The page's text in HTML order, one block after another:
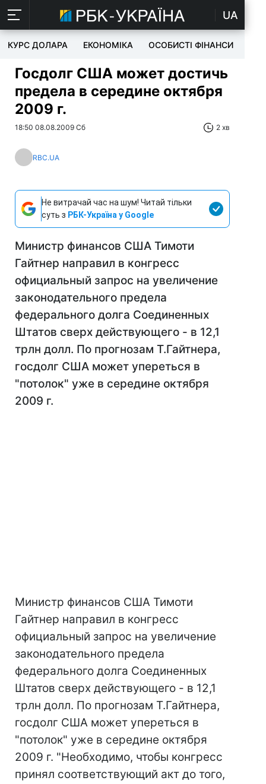
UA
КУРС ДОЛАРА ЕКОНОМІКА ОСОБИСТІ ФІНАНСИ
Госдолг США может достичь
предела в середине октября
2009 г.
18:50 08.08.2009 Сб 2 хв
RBC.UA
Не витрачай час на шум! Читай тільки
суть з РБК-Україна у Google
Министр финансов США Тимоти
Гайтнер направил в конгресс
официальный запрос на увеличение
законодательного предела
федерального долга Соединенных
Штатов сверх действующего - в 12,1
трлн долл. По прогнозам Т.Гайтнера,
госдолг США может упереться в
"потолок" уже в середине октября
2009 г.
Министр финансов США Тимоти
Гайтнер направил в конгресс
официальный запрос на увеличение
законодательного предела
федерального долга Соединенных
Штатов сверх действующего - в 12,1
трлн долл. По прогнозам Т.Гайтнера,
госдолг США может упереться в
"потолок" уже в середине октября
2009 г. "Необходимо, чтобы конгресс
принял соответствующий акт до того,